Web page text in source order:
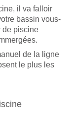
il va falloir
bassin vous-
de piscine
de la ligne
le plus les